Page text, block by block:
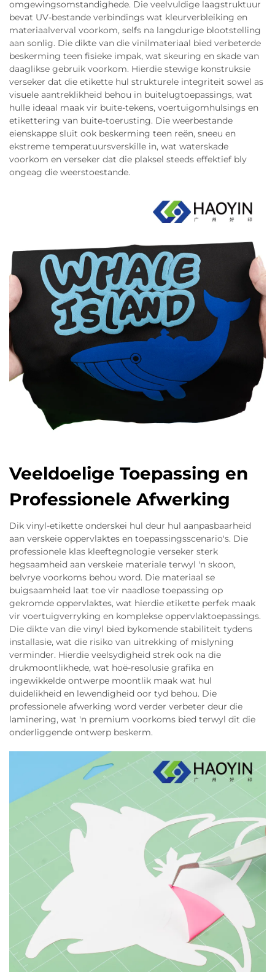
omgewingsomstandighede. Die veelvuldige laagstruktuur
bevat UV-bestande verbindings wat kleurverbleiking en
materiaalverval voorkom, selfs na langdurige blootstelling
aan sonlig. Die dikte van die vinilmateriaal bied verbeterde
beskerming teen fisieke impak, wat skeuring en skade van
daaglikse gebruik voorkom. Hierdie stewige konstruksie
verseker dat die etikette hul strukturele integriteit sowel as
visuele aantreklikheid behou in buitelugtoepassings, wat
hulle ideaal maak vir buite-tekens, voertuigomhulsings en
etikettering van buite-toerusting. Die weerbestande
eienskappe sluit ook beskerming teen reën, sneeu en
ekstreme temperatuursverskille in, wat waterskade
voorkom en verseker dat die plaksel steeds effektief bly
ongeag die weerstoestande.
Veeldoelige Toepassing en
Professionele Afwerking
Dik vinyl-etikette onderskei hul deur hul aanpasbaarheid
aan verskeie oppervlaktes en toepassingsscenario's. Die
professionele klas kleeftegnologie verseker sterk
hegsaamheid aan verskeie materiale terwyl 'n skoon,
belvrye voorkoms behou word. Die materiaal se
buigsaamheid laat toe vir naadlose toepassing op
gekromde oppervlaktes, wat hierdie etikette perfek maak
vir voertuigverryking en komplekse oppervlaktoepassings.
Die dikte van die vinyl bied bykomende stabiliteit tydens
installasie, wat die risiko van uitrekking of mislyning
verminder. Hierdie veelsydigheid strek ook na die
drukmoontlikhede, wat hoë-resolusie grafika en
ingewikkelde ontwerpe moontlik maak wat hul
duidelikheid en lewendigheid oor tyd behou. Die
professionele afwerking word verder verbeter deur die
laminering, wat 'n premium voorkoms bied terwyl dit die
onderliggende ontwerp beskerm.